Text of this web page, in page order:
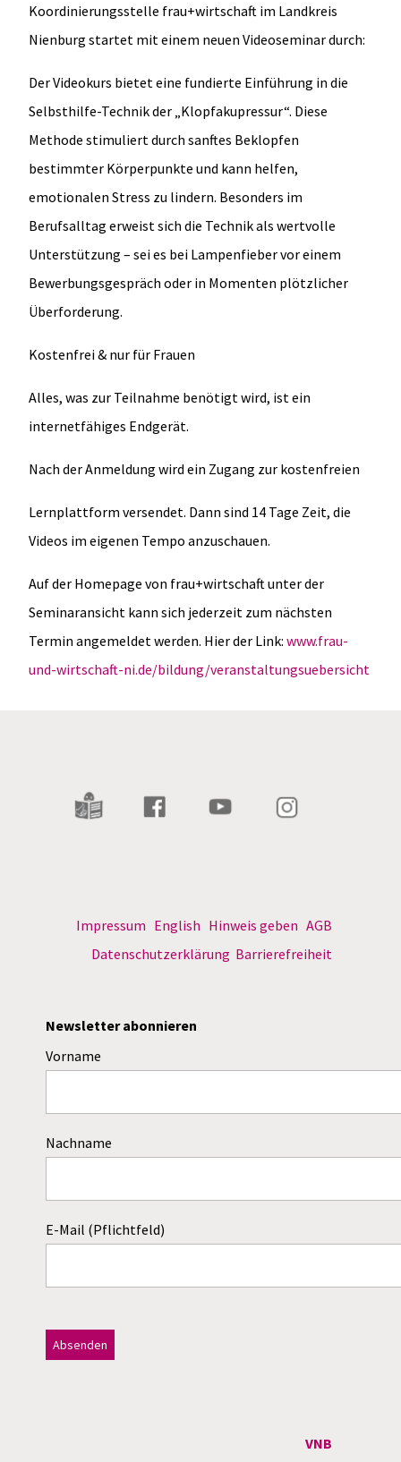
Koordinierungsstelle frau+wirtschaft im Landkreis
Nienburg startet mit einem neuen Videoseminar durch:
Der Videokurs bietet eine fundierte Einführung in die
Selbsthilfe-Technik der „Klopfakupressur“. Diese
Methode stimuliert durch sanftes Beklopfen
bestimmter Körperpunkte und kann helfen,
emotionalen Stress zu lindern. Besonders im
Berufsalltag erweist sich die Technik als wertvolle
Unterstützung – sei es bei Lampenfieber vor einem
Bewerbungsgespräch oder in Momenten plötzlicher
Überforderung.
Kostenfrei & nur für Frauen
Alles, was zur Teilnahme benötigt wird, ist ein
internetfähiges Endgerät.
Nach der Anmeldung wird ein Zugang zur kostenfreien
Lernplattform versendet. Dann sind 14 Tage Zeit, die
Videos im eigenen Tempo anzuschauen.
Auf der Homepage von frau+wirtschaft unter der
Seminaransicht kann sich jederzeit zum nächsten
Termin angemeldet werden. Hier der Link: www.frau-
und-wirtschaft-ni.de/bildung/veranstaltungsuebersicht
Impressum English Hinweis geben AGB
Datenschutzerklärung Barrierefreiheit
Newsletter abonnieren
Vorname
Nachname
E-Mail (Pflichtfeld)
VNB